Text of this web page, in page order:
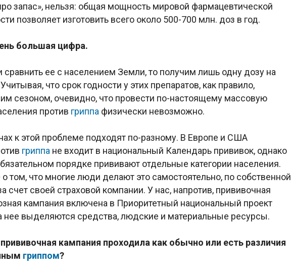
запас», нельзя: общая мощность мировой фармацевтической
позволяет изготовить всего около 500-700 млн. доз в год.
большая цифра.
сравнить ее с населением Земли, то получим лишь одну дозу на
что срок годности у этих препаратов, как правило,
сезоном, очевидно, что провести по-настоящему массовую
против гриппа физически невозможно.
к этой проблеме подходят по-разному. В Европе и США
гриппа не входит в национальный Календарь прививок, однако
порядке прививают отдельные категории населения.
том, что многие люди делают это самостоятельно, по собственной
счет своей страховой компании. У нас, напротив, прививочная
кампания включена в Приоритетный национальный проект
нее выделяются средства, людские и материальные ресурсы.
кампания проходила как обычно или есть различия
гриппом?